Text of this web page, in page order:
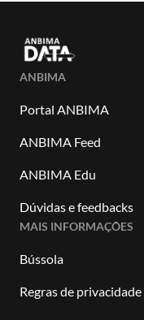
ANBIMA
Portal ANBIMA
ANBIMA Feed
ANBIMA Edu
Dúvidas e feedbacks
MAIS INFORMAÇÕES
Bússola
Regras de privacidade